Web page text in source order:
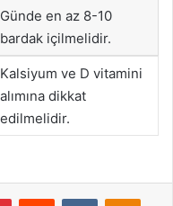
Günde en az 8-10
bardak içilmelidir.
Kalsiyum ve D vitamini
alımına dikkat
edilmelidir.
PinterestReddit VKontakte